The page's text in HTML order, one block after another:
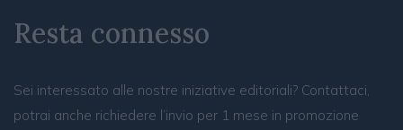
Resta connesso
Sei interessato alle nostre iniziative editoriali? Contattaci,
potrai anche richiedere l’invio per 1 mese in promozione